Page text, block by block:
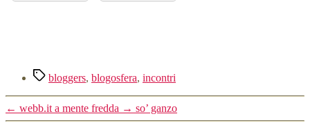
Tagbloggers, blogosfera, incontri
← webb.it a mente fredda → so’ ganzo